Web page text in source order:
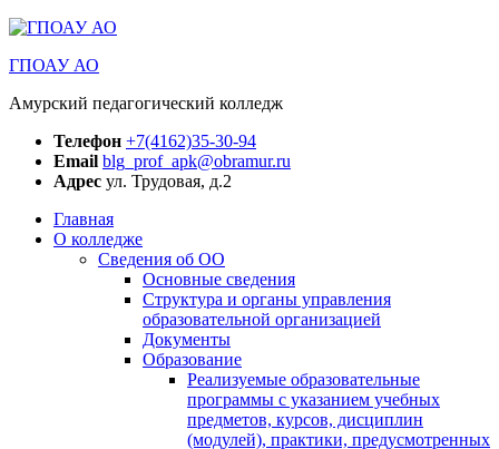
ГПОАУ АО
Амурский педагогический колледж
Телефон +7(4162)35-30-94
Email blg_prof_apk@obramur.ru
Адрес ул. Трудовая, д.2
Главная
О колледже
Сведения об ОО
Основные сведения
Структура и органы управления
образовательной организацией
Документы
Образование
Реализуемые образовательные
программы с указанием учебных
предметов, курсов, дисциплин
(модулей), практики, предусмотренных